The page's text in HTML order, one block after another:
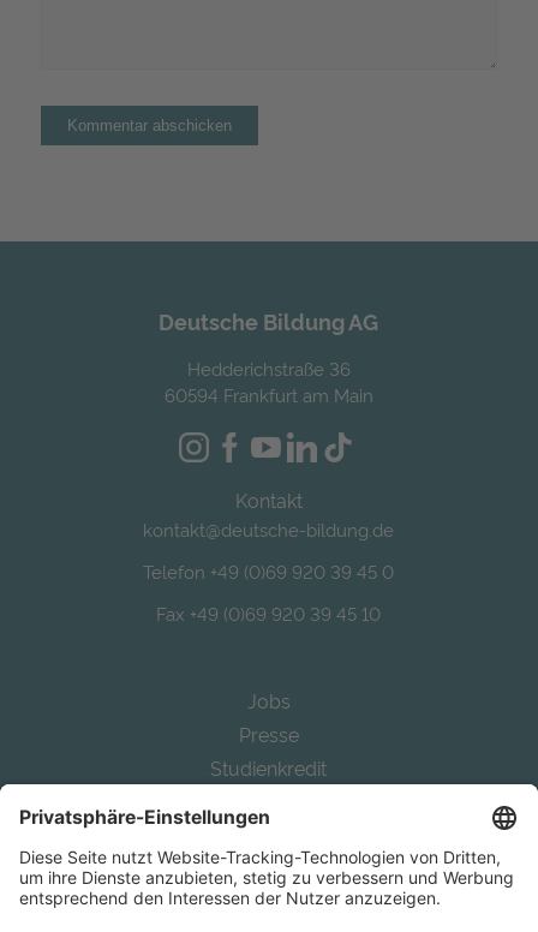
Deutsche Bildung AG
Hedderichstraße 36
60594 Frankfurt am Main
Kontakt
kontakt@deutsche-bildung.de
Telefon +49 (0)69 920 39 45 0
Fax +49 (0)69 920 39 45 10
Jobs
Presse
Studienkredit
Auslandsstudium finanzieren
Study in Germany